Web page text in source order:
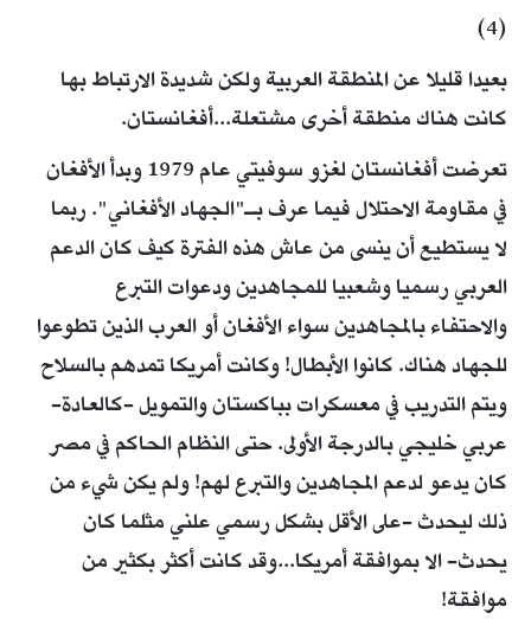
(4)
بعيدا قليلا عن المنطقة العربية ولكن شديدة الارتباط بها
كانت هناك منطقة أخرى مشتعلة...أفغانستان.
تعرضت أفغانستان لغزو سوفيتي عام 1979 وبدأ الأفغان
في مقاومة الاحتلال فيما عرف بـ"الجهاد الأفغاني". ربما
لا يستطيع أن ينسى من عاش هذه الفترة كيف كان الدعم
العربي رسميا وشعبيا للمجاهدين ودعوات التبرع
والاحتفاء بالمجاهدين سواء الأفغان أو العرب الذين تطوعوا
للجهاد هناك. كانوا الأبطال! وكانت أمريكا تمدهم بالسلاح
ويتم التدريب في معسكرات بباكستان والتمويل -كالعادة-
عربي خليجي بالدرجة الأولى. حتى النظام الحاكم في مصر
كان يدعو لدعم المجاهدين والتبرع لهم! ولم يكن شيء من
ذلك ليحدث -على الأقل بشكل رسمي علني مثلما كان
يحدث- الا بموافقة أمريكا...وقد كانت أكثر بكثير من
موافقة!